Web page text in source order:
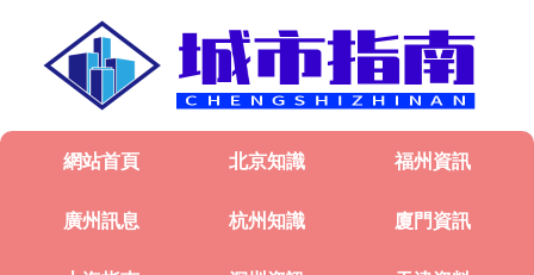
網站首頁 北京知識 福州資訊
廣州訊息 杭州知識 廈門資訊